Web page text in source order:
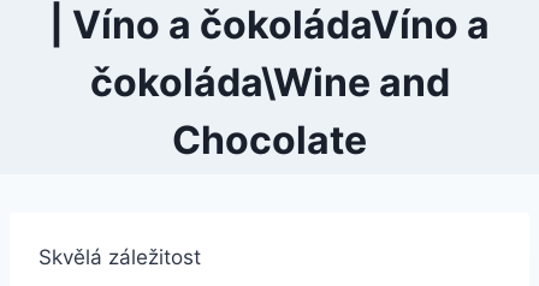
| Víno a čokoládaVíno a
čokoláda\Wine and
Chocolate
Skvělá záležitost